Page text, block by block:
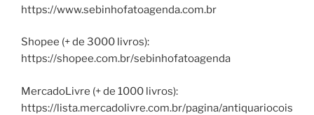
https://www.sebinhofatoagenda.com.br
Shopee (+ de 3000 livros):
https://shopee.com.br/sebinhofatoagenda
MercadoLivre (+ de 1000 livros):
https://lista.mercadolivre.com.br/pagina/antiquariocois